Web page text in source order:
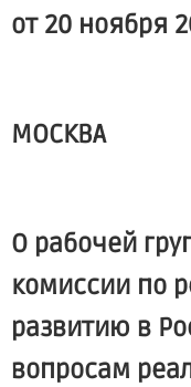
от 20 ноября
МОСКВА
О рабочей
комиссии по
развитию в
вопросам